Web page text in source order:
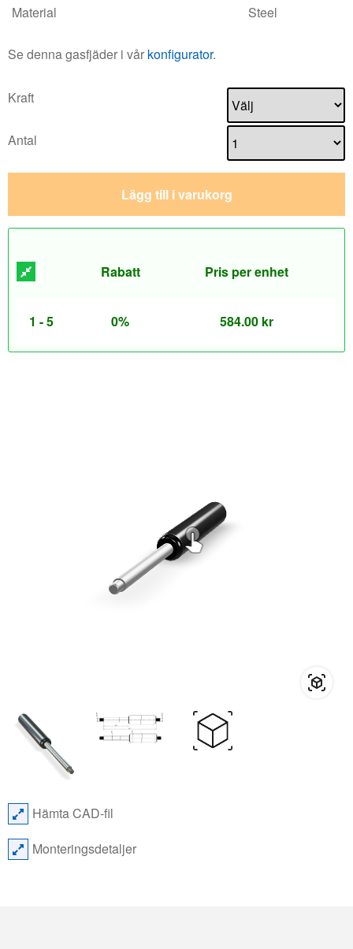
Material
Steel
Se denna gasfjäder i vår konfigurator.
Kraft
Antal
Lägg till i varukorg
Rabatt Pris per enhet
1 - 5 0% 584.00 kr
Hämta CAD-fil
Monteringsdetaljer